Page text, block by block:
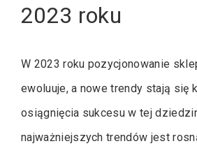
2023 roku
W 2023 roku pozycjonowanie
ewoluuje, a nowe trendy stają się
osiągnięcia sukcesu w tej
najważniejszych trendów jest